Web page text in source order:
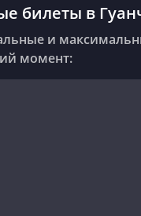
билеты в
и
момент: